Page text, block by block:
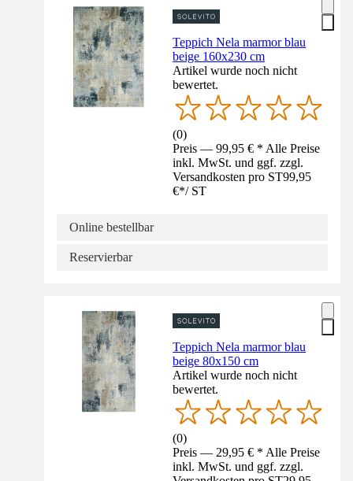
Teppich Nela marmor blau
beige 160x230 cm
Artikel wurde noch nicht
bewertet.
(0)
Preis — 99,95 € * Alle Preise
inkl. MwSt. und ggf. zzgl.
Versandkosten pro ST99,95
€*/ ST
Online bestellbar
Reservierbar
Teppich Nela marmor blau
beige 80x150 cm
Artikel wurde noch nicht
bewertet.
(0)
Preis — 29,95 € * Alle Preise
inkl. MwSt. und ggf. zzgl.